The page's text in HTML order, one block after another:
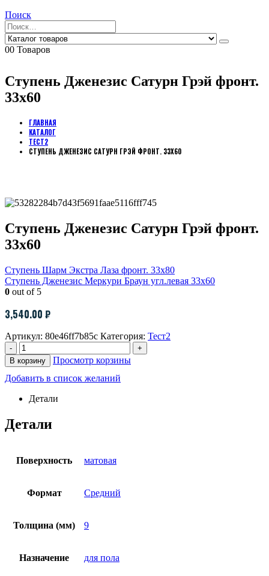
Поиск
00 Товаров
Ступень Дженезис Сатурн Грэй фронт.
33х60
ГЛАВНАЯ
КАТАЛОГ
ТЕСТ2
СТУПЕНЬ ДЖЕНЕЗИС САТУРН ГРЭЙ ФРОНТ. 33Х60
Ступень Дженезис Сатурн Грэй фронт.
33х60
Ступень Шарм Экстра Лаза фронт. 33х80
Ступень Дженезис Меркури Браун угл.левая 33х60
0 out of 5
3,540.00 ₽
Артикул: 80e46ff7b85c Категория: Тест2
-
+
В корзину
Просмотр корзины
Добавить в список желаний
Детали
Детали
Поверхность матовая
Формат Средний
Толщина (мм) 9
Назначение для пола